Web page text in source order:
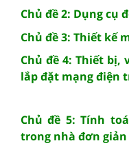
Chủ đề 2: Dụng cụ
Chủ đề 3: Thiết kế
Chủ đề 4: Thiết bị,
lắp đặt mạng điện
Chủ đề 5: Tính
trong nhà đơn giản